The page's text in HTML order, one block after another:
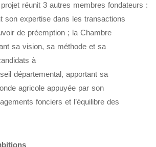
réunit 3 autres membres fondateurs :
son expertise dans les transactions
de préemption ; la Chambre
sa vision, sa méthode et sa
à
départemental, apportant sa
agricole appuyée par son
fonciers et l’équilibre des